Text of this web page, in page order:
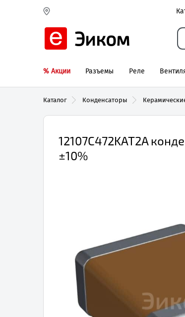
Эиком
% Акции Разъемы Реле
Каталог Конденсаторы
12107C472KAT2A
±10%